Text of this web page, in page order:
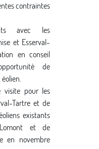
contraintes
avec les
et Esserval-
en conseil
de
visite pour les
Tartre et de
existants
et de
en novembre